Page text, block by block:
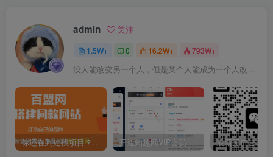
admin 关注
1.5W+ 0 16.2W+ 793W+
没人能改变另一个人，但是某个人能成为一个人改变的原因
你还在到处找项目？还在当韭菜？我靠卖项目一个月收入5万+，曾经我也是个失败者。 开通知越网VIP会员，尊享全站资源免费下载，享70%的推广提成！！【限时五折优惠】